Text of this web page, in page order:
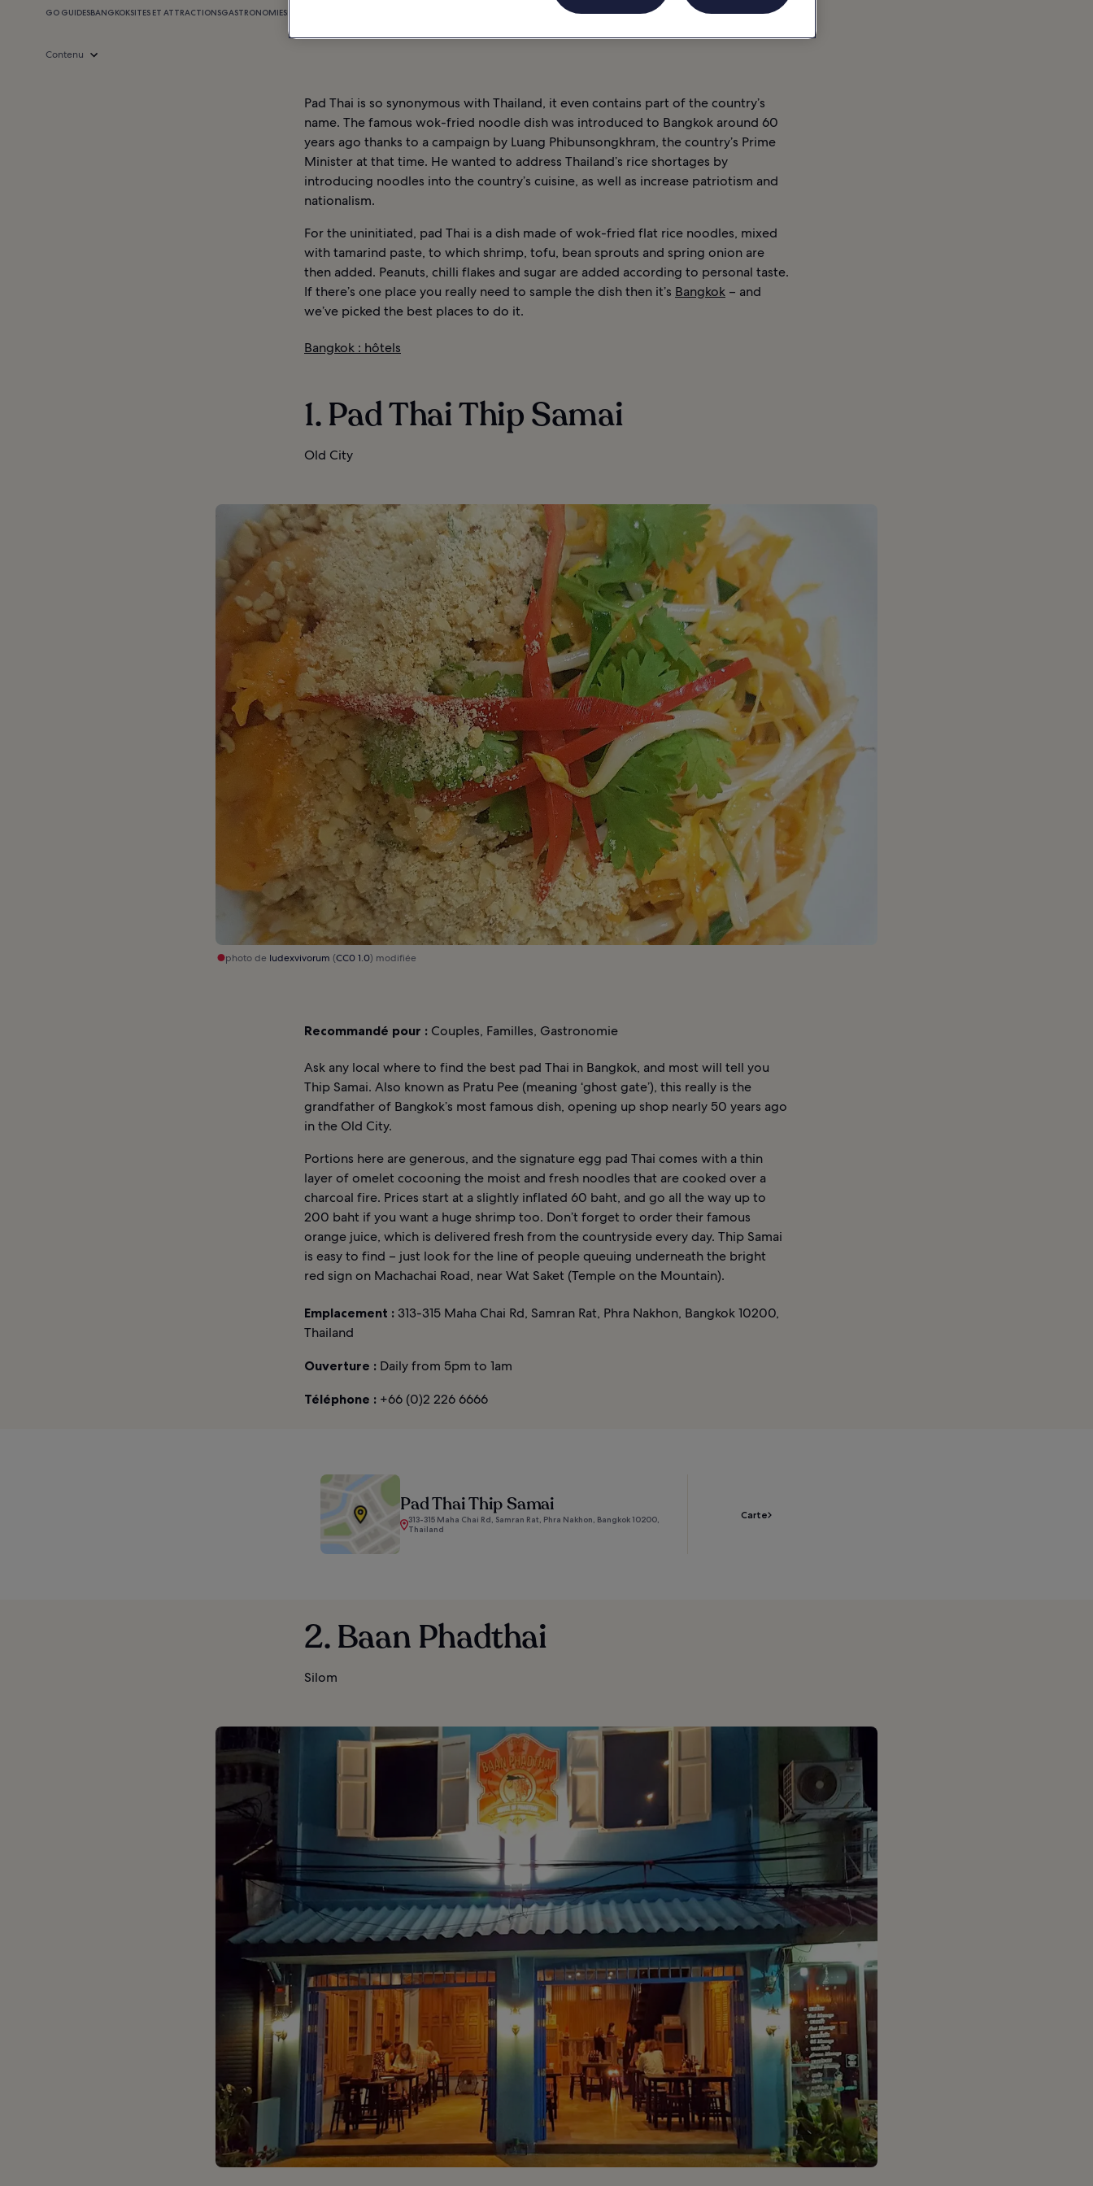
GO GUIDESBANGKOKSITES ET ATTRACTIONSGASTRONOMIESHOPPING BANGKOK : HÔTELS
Contenu
Pad Thai is so synonymous with Thailand, it even contains part of the country’s
name. The famous wok-fried noodle dish was introduced to Bangkok around 60
years ago thanks to a campaign by Luang Phibunsongkhram, the country’s Prime
Minister at that time. He wanted to address Thailand’s rice shortages by
introducing noodles into the country’s cuisine, as well as increase patriotism and
nationalism.
For the uninitiated, pad Thai is a dish made of wok-fried flat rice noodles, mixed
with tamarind paste, to which shrimp, tofu, bean sprouts and spring onion are
then added. Peanuts, chilli flakes and sugar are added according to personal taste.
If there’s one place you really need to sample the dish then it’s Bangkok – and
we’ve picked the best places to do it.
Bangkok : hôtels
1. Pad Thai Thip Samai
Old City
photo de Iudexvivorum (CC0 1.0) modifiée
Recommandé pour : Couples, Familles, Gastronomie
Ask any local where to find the best pad Thai in Bangkok, and most will tell you
Thip Samai. Also known as Pratu Pee (meaning ‘ghost gate’), this really is the
grandfather of Bangkok’s most famous dish, opening up shop nearly 50 years ago
in the Old City.
Portions here are generous, and the signature egg pad Thai comes with a thin
layer of omelet cocooning the moist and fresh noodles that are cooked over a
charcoal fire. Prices start at a slightly inflated 60 baht, and go all the way up to
200 baht if you want a huge shrimp too. Don’t forget to order their famous
orange juice, which is delivered fresh from the countryside every day. Thip Samai
is easy to find – just look for the line of people queuing underneath the bright
red sign on Machachai Road, near Wat Saket (Temple on the Mountain).
Emplacement : 313-315 Maha Chai Rd, Samran Rat, Phra Nakhon, Bangkok 10200,
Thailand
Ouverture : Daily from 5pm to 1am
Téléphone : +66 (0)2 226 6666
Pad Thai Thip Samai
313-315 Maha Chai Rd, Samran Rat, Phra Nakhon, Bangkok 10200,
Thailand
Carte
2. Baan Phadthai
Silom